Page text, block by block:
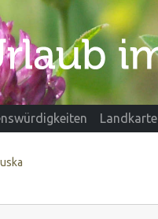
Landkarte